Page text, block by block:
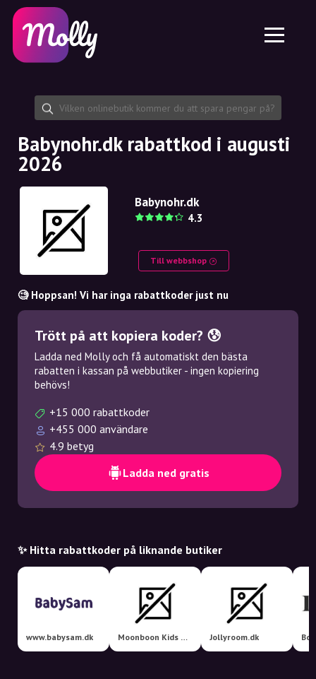
Hudvård
Hårvård
Dela rabattkod
Funktioner
Jobb
Om oss
Samarbete
Plattform
Molly till iPhone och iPad
Molly till Android
SE
EN
NO
NL
Babynohr.dk rabattkod i augusti
2026
Babynohr.dk
4.3
Till webbshop
🧐 Hoppsan! Vi har inga rabattkoder just nu
Trött på att kopiera koder? 😰
Ladda ned Molly och få automatiskt den bästa
rabatten i kassan på webbutiker - ingen kopiering
behövs!
+15 000 rabattkoder
+455 000 användare
4.9 betyg
Ladda ned gratis
✨ Hitta rabattkoder på liknande butiker
www.babysam.dk Moonboon Kids & Baby Studio Jollyroom.dk